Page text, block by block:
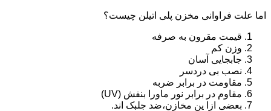
اما علت فراوانی مخزن پلی اتیلن چیست؟
قیمت مقرون به صرفه
وزن کم
جابجایی آسان
نصب بی دردسر
مقاومت در برابر ضربه
مقاوم در برابر نور ماورا بنفش (UV)
بعضی ازا ین مخازن،ضد جلبک اند.